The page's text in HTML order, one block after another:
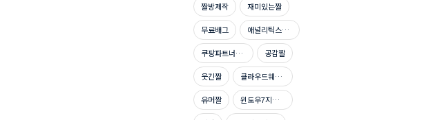
짤방제작 재미있는짤
무료배그 애널리틱스자격증
쿠팡파트너스신청방법 공감짤
웃긴짤 클라우드웨이즈호스팅
유머짤 윈도우7지원종료